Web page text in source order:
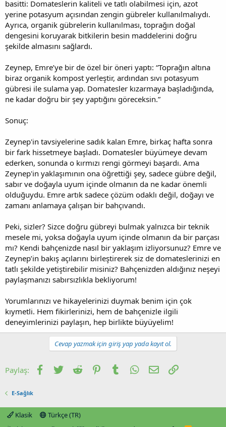
basitti: Domateslerin kaliteli ve tatlı olabilmesi için, azot
yerine potasyum açısından zengin gübreler kullanılmalıydı.
Ayrıca, organik gübrelerin kullanılması, toprağın doğal
dengesini koruyarak bitkilerin besin maddelerini doğru
şekilde almasını sağlardı.
Zeynep, Emre’ye bir de özel bir öneri yaptı: “Toprağın altına
biraz organik kompost yerleştir, ardından sıvı potasyum
gübresi ile sulama yap. Domatesler kızarmaya başladığında,
ne kadar doğru bir şey yaptığını göreceksin.”
Sonuç:
Zeynep'in tavsiyelerine sadık kalan Emre, birkaç hafta sonra
bir fark hissetmeye başladı. Domatesler büyümeye devam
ederken, sonunda o kırmızı rengi görmeyi başardı. Ama
Zeynep'in yaklaşımının ona öğrettiği şey, sadece gübre değil,
sabır ve doğayla uyum içinde olmanın da ne kadar önemli
olduğuydu. Emre artık sadece çözüm odaklı değil, doğayı ve
zamanı anlamaya çalışan bir bahçıvandı.
Peki, sizler? Sizce doğru gübreyi bulmak yalnızca bir teknik
mesele mi, yoksa doğayla uyum içinde olmanın da bir parçası
mı? Kendi bahçenizde nasıl bir yaklaşım izliyorsunuz? Emre ve
Zeynep’in bakış açılarını birleştirerek siz de domateslerinizi en
tatlı şekilde yetiştirebilir misiniz? Bahçenizden aldığınız neşeyi
paylaşmanızı sabırsızlıkla bekliyorum!
Yorumlarınızı ve hikayelerinizi duymak benim için çok
kıymetli. Hem fikirlerinizi, hem de bahçenizle ilgili
deneyimlerinizi paylaşın, hep birlikte büyüyelim!
Cevap yazmak için giriş yap yada kayıt ol.
Paylaş: Facebook
TwitterReddit PinterestTumblrWhatsApp
E-postaLink
E-Sağlık
Klasik
Türkçe (TR)